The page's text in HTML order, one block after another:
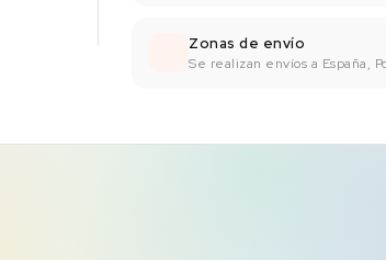
Zonas de envío
Se realizan envíos a España,